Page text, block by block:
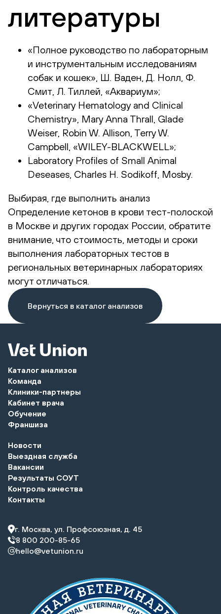
литературы
«Полное руководство по лабораторным
и инструментальным исследованиям
собак и кошек», Ш. Ваден, Д. Нолл, Ф.
Смит, Л. Тиллей, «Аквариум»;
«Veterinary Hematology and Clinical
Chemistry», Mary Anna Thrall, Glade
Weiser, Robin W. Allison, Terry W.
Campbell, «WILEY-BLACKWELL»;
Laboratory Profiles of Small Animal
Deseases, Charles H. Sodikoff, Mosby.
Выбирая, где выполнить анализ
Определение кетонов в крови тест-полоской
в Москве и других городах России, обратите
внимание, что стоимость, методы и сроки
выполнения лабораторных тестов в
региональных ветеринарных лабораториях
могут отличаться.
Вернуться в каталог анализов
Каталог анализов
Команда
Клиники-партнеры
Кабинет врача
Обучение
Франшиза
Новости
Выездная служба
Вакансии
Результаты СОУТ
Контроль качества
Контакты
г. Москва, ул. Профсоюзная, д. 45
8 800 200-85-65
hello@vetunion.ru